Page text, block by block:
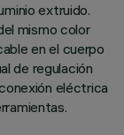
extruido.
mismo color
en el cuerpo
de regulación
eléctrica